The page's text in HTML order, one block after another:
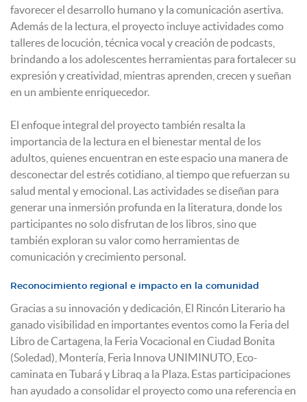
favorecer el desarrollo humano y la comunicación asertiva.
Además de la lectura, el proyecto incluye actividades como
talleres de locución, técnica vocal y creación de podcasts,
brindando a los adolescentes herramientas para fortalecer su
expresión y creatividad, mientras aprenden, crecen y sueñan
en un ambiente enriquecedor.
El enfoque integral del proyecto también resalta la
importancia de la lectura en el bienestar mental de los
adultos, quienes encuentran en este espacio una manera de
desconectar del estrés cotidiano, al tiempo que refuerzan su
salud mental y emocional. Las actividades se diseñan para
generar una inmersión profunda en la literatura, donde los
participantes no solo disfrutan de los libros, sino que
también exploran su valor como herramientas de
comunicación y crecimiento personal.
Reconocimiento regional e impacto en la comunidad
Gracias a su innovación y dedicación, El Rincón Literario ha
ganado visibilidad en importantes eventos como la Feria del
Libro de Cartagena, la Feria Vocacional en Ciudad Bonita
(Soledad), Montería, Feria Innova UNIMINUTO, Eco-
caminata en Tubará y Libraq a la Plaza. Estas participaciones
han ayudado a consolidar el proyecto como una referencia en